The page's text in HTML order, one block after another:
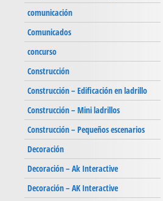
comunicación
Comunicados
concurso
Construcción
Construcción – Edificación en ladrillo
Construcción – Mini ladrillos
Construcción – Pequeños escenarios
Decoración
Decoración – Ak Interactive
Decoración – AK Interactive